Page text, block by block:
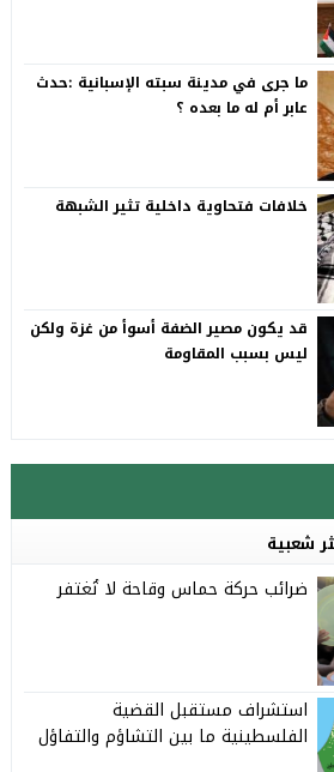
ما جرى في مدينة سبته الإسبانية :حدث
عابر أم له ما بعده ؟
خلافات فتحاوية داخلية تثير الشبهة
قد يكون مصير الضفة أسوأ من غزة ولكن
ليس بسبب المقاومة
شعبية
ضرائب حركة حماس وقاحة لا تُغتفر
استشراف مستقبل القضية
الفلسطينية ما بين التشاؤم والتفاؤل